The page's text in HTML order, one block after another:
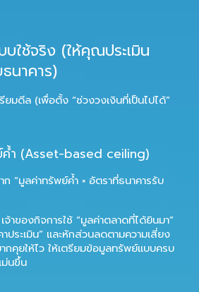
ใช้จริง (ให้คุณประเมิน
นาคาร)
ยมดีล (เพื่อตั้ง “ช่วงวงเงินที่เป็นไปได้”
ค้ำ (Asset-based ceiling)
ก “มูลค่าทรัพย์ค้ำ × อัตราที่ธนาคารรับ
เจ้าของกิจการใช้ “มูลค่าตลาดที่ได้ยินมา”
ประเมิน” และหักส่วนลดตามความเสี่ยง
คุยให้ไว ให้เตรียมข้อมูลทรัพย์แบบครบ
ม่นขึ้น